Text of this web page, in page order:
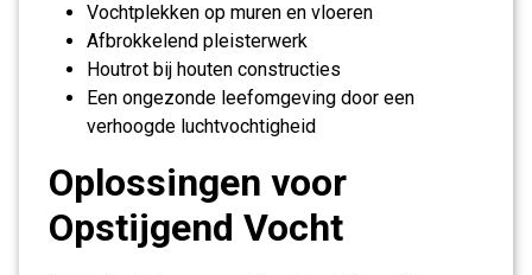
Vochtplekken op muren en vloeren
Afbrokkelend pleisterwerk
Houtrot bij houten constructies
Een ongezonde leefomgeving door een
verhoogde luchtvochtigheid
Oplossingen voor
Opstijgend Vocht